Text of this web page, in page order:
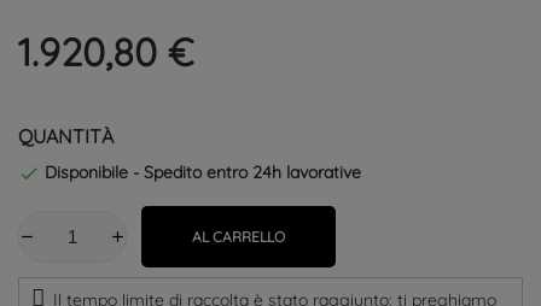
1.920,80 €
QUANTITÀ
 Disponibile - Spedito entro 24h lavorative
AL CARRELLO
Il tempo limite di raccolta è stato raggiunto: ti preghiamo